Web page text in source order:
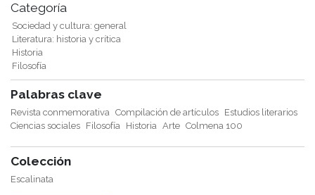
Categoría
Sociedad y cultura: general
Literatura: historia y crítica
Historia
Filosofía
Palabras clave
Revista conmemorativa Compilación de artículos Estudios literarios
Ciencias sociales Filosofía Historia Arte Colmena 100
Colección
Escalinata